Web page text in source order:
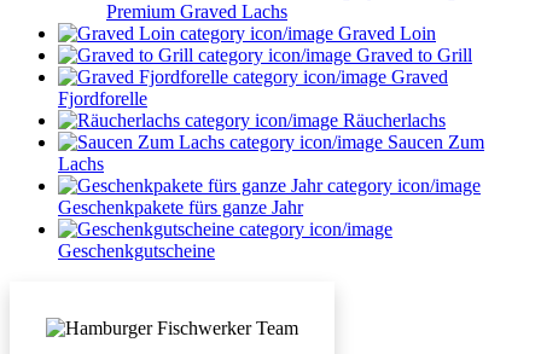
Premium Graved Lachs
Graved Loin
Graved to Grill
Graved
Fjordforelle
Räucherlachs
Saucen Zum
Lachs
Geschenkpakete fürs ganze Jahr
Geschenkgutscheine